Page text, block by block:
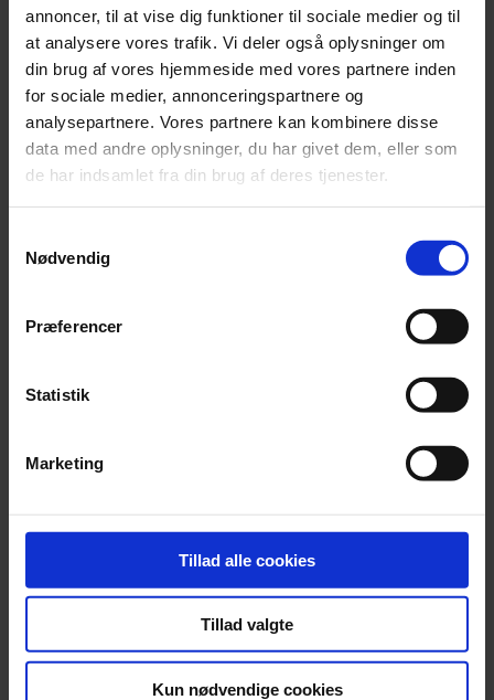
annoncer, til at vise dig funktioner til sociale medier og til
at analysere vores trafik. Vi deler også oplysninger om
din brug af vores hjemmeside med vores partnere inden
for sociale medier, annonceringspartnere og
analysepartnere. Vores partnere kan kombinere disse
data med andre oplysninger, du har givet dem, eller som
de har indsamlet fra din brug af deres tjenester.
Nødvendig
Præferencer
Statistik
Marketing
Tillad alle cookies
Tillad valgte
Kun nødvendige cookies